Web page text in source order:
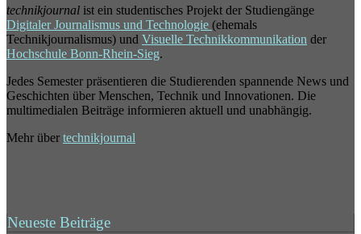
technikjournal ist ein studentisches Projekt der Studiengänge
Digitaler Journalismus und Technologie (ehemals
Technikjournalismus) und Visuelle Technikkommunikation der
Hochschule Bonn-Rhein-Sieg.
Jedes Semester präsentieren die Studierenden spannende News und
Geschichten über Menschen, Technik und Innovationen. Die
multimedialen Beiträge informieren aktuell und unabhängig.
Mehr über technikjournal
Neueste Beiträge